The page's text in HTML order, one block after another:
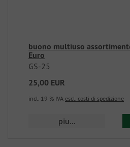
buono multiuso
Euro
GS-25
25,00 EUR
incl. 19 % IVA escl. costi di spedizione
piu...